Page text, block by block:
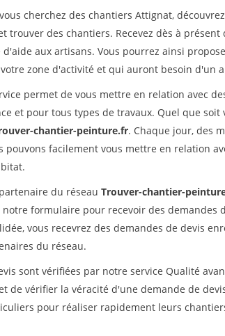
cherchez des chantiers Attignat,
trouver des chantiers. Recevez dès à présent
aux artisans. Vous pourrez ainsi
zone d'activité et qui auront besoin d'un
permet de vous mettre en relation avec
et pour tous types de travaux. Quel que
chantier-peinture.fr. Chaque jour, des
pouvons facilement vous mettre en relation
du réseau Trouver-chantier-
notre formulaire pour recevoir des demandes
vous recevrez des demandes de devis
du réseau.
sont vérifiées par notre service Qualité
de vérifier la véracité d'une demande de
pour réaliser rapidement leurs